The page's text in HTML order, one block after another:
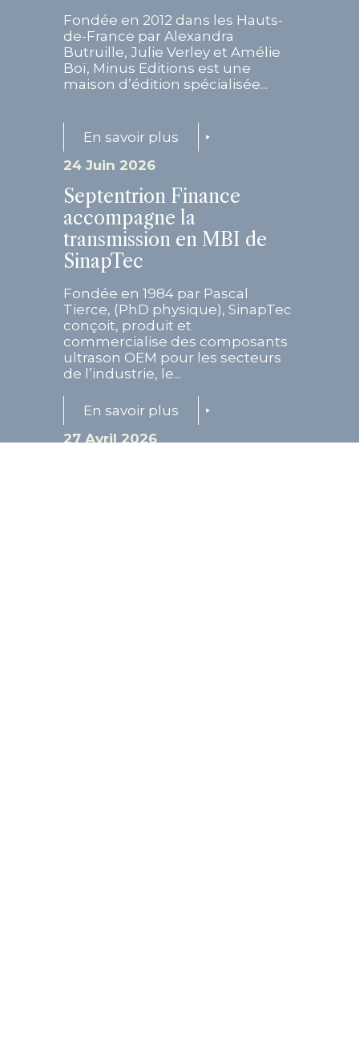
Fondée en 2012 dans les Hauts-
de-France par Alexandra
Butruille, Julie Verley et Amélie
Boï, Minus Editions est une
maison d’édition spécialisée...
En savoir plus
24 Juin 2026
Septentrion Finance
accompagne la
transmission en MBI de
SinapTec
Fondée en 1984 par Pascal
Tierce, (PhD physique), SinapTec
conçoit, produit et
commercialise des composants
ultrason OEM pour les secteurs
de l’industrie, le...
En savoir plus
27 Avril 2026